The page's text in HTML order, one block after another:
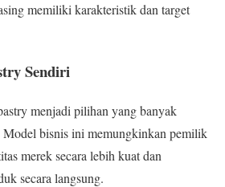
memiliki karakteristik dan target
Sendiri
menjadi pilihan yang banyak
Model bisnis ini memungkinkan pemilik
merek secara lebih kuat dan
secara langsung.